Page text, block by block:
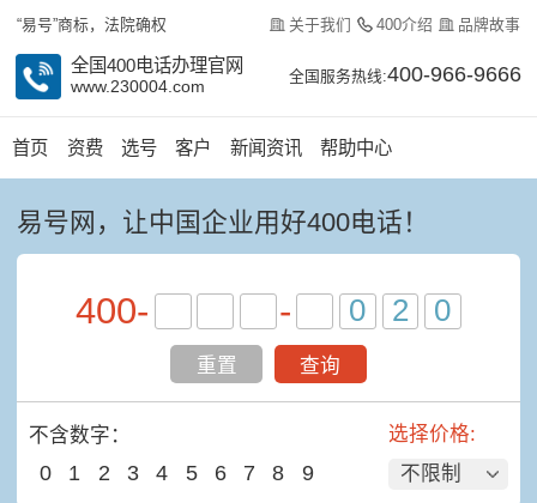
“易号”商标，法院确权 关于我们 400介绍 品牌故事
全国400电话办理官网
www.230004.com
全国服务热线:400-966-9666
首页 资费 选号 客户 新闻资讯 帮助中心
易号网，让中国企业用好400电话！
400- -
重置 查询
不含数字：
0 1 2 3 4 5 6 7 8 9
选择价格:
不限制